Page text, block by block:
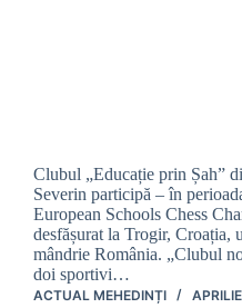
Clubul „Educație prin Șah”
Severin participă – în
European Schools Chess
desfășurat la Trogir, Croația,
mândrie România. „Clubul
doi sportivi…
ACTUAL MEHEDINȚI